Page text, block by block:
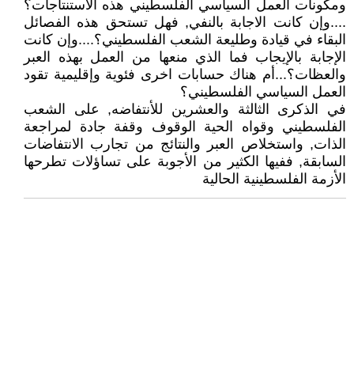
ومكونات العمل السياسي الفلسطيني هذه الاستنتاجات؟
....وإن كانت الاجابة بالنفي, فهل تستحق هذه الفصائل
البقاء في قيادة وطليعة الشعب الفلسطيني؟....وإن كانت
الإجابة بالإيجاب فما الذي منعها من العمل بهذه العبر
والعظات؟...أم هناك حسابات اخرى فئوية وإقليمية تقود
العمل السياسي الفلسطيني؟
في الذكرى الثالثة والعشرين للأنتفاضه, على الشعب
الفلسطيني وقواه الحية الوقوف وقفة جادة لمراجعة
الذات, واستخلاص العبر والنتائج من تجارب الانتفاضات
السابقة, ففيها الكثير من الأجوبة على تساؤلات تطرحها
الأزمة الفلسطينية الحالية